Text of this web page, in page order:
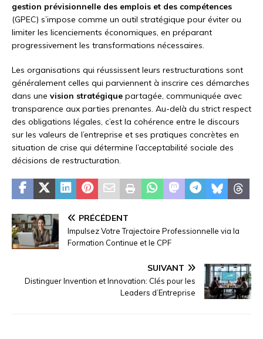
gestion prévisionnelle des emplois et des compétences
(GPEC) s’impose comme un outil stratégique pour éviter ou
limiter les licenciements économiques, en préparant
progressivement les transformations nécessaires.
Les organisations qui réussissent leurs restructurations sont
généralement celles qui parviennent à inscrire ces démarches
dans une vision stratégique partagée, communiquée avec
transparence aux parties prenantes. Au-delà du strict respect
des obligations légales, c’est la cohérence entre le discours
sur les valeurs de l’entreprise et ses pratiques concrètes en
situation de crise qui détermine l’acceptabilité sociale des
décisions de restructuration.
PRÉCÉDENT
Impulsez Votre Trajectoire Professionnelle via la
Formation Continue et le CPF
SUIVANT
Distinguer Invention et Innovation: Clés pour les
Leaders d’Entreprise